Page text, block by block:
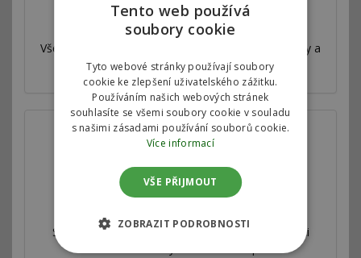
Válcová zkušebna
Všechny naše úpravy jsou velmi důkladně testovány a
měřeny na profesionální válcové zkušebně.
Splupracujeme s autorizovanými servisy, prodejci
Tento web používá
soubory cookie
Tyto webové stránky používají soubory
cookie ke zlepšení uživatelského zážitku.
Používáním našich webových stránek
souhlasíte se všemi soubory cookie v souladu
s našimi zásadami používání souborů cookie.
Více informací
VŠE PŘIJMOUT
ZOBRAZIT PODROBNOSTI